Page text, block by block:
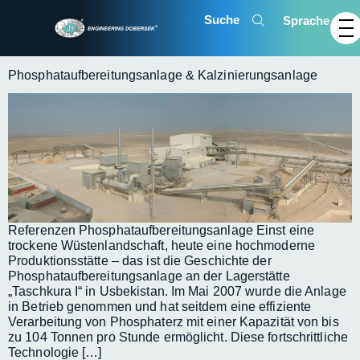
Sprache
Phosphataufbereitungsanlage & Kalzinierungsanlage
Referenzen Phosphat­auf­bereitungs­anlage Einst eine
trockene Wüstenlandschaft, heute eine hochmoderne
Produktionsstätte – das ist die Geschichte der
Phosphataufbereitungsanlage an der Lagerstätte
„Taschkura I“ in Usbekistan. Im Mai 2007 wurde die Anlage
in Betrieb genommen und hat seitdem eine effiziente
Verarbeitung von Phosphaterz mit einer Kapazität von bis
zu 104 Tonnen pro Stunde ermöglicht. Diese fortschrittliche
Technologie […]